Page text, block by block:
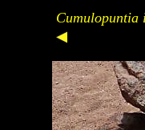
Cumulopuntia